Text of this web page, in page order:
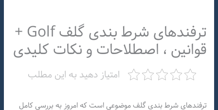
ترفندهای شرط بندی گلف Golf +
قوانین ، اصطلاحات و نکات کلیدی
امتیاز دهید به این مطلب
ترفندهای شرط بندی گلف موضوعی است که امروز به بررسی کامل